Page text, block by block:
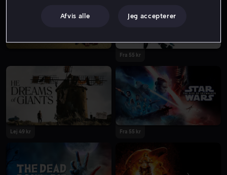
Fra 55 kr
Lej 49 kr Fra 55 kr
Afvis alle Jeg accepterer